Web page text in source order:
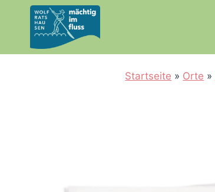
springen
Startseite » Orte »